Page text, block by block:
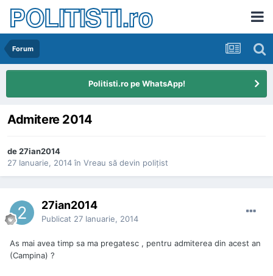
POLITISTI.ro
Forum
Politisti.ro pe WhatsApp!
Admitere 2014
de27ian2014
27 Ianuarie, 2014 în Vreau să devin poliţist
27ian2014
Publicat 27 Ianuarie, 2014
As mai avea timp sa ma pregatesc , pentru admiterea din acest an
(Campina) ?